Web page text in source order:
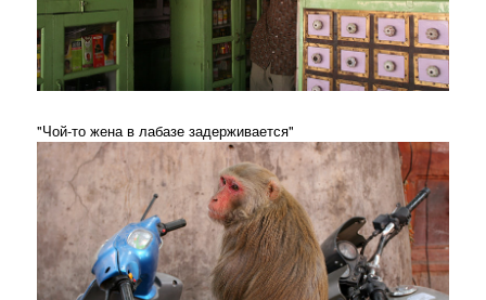
"Чой-то жена в лабазе задерживается"